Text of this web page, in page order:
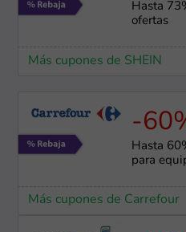
Hasta
ofertas
Más cupones de SHEIN
-
Hasta
para
Más cupones de Carrefour